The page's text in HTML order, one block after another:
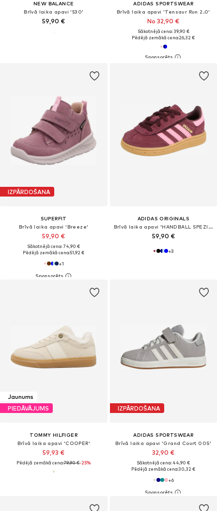
NEW BALANCE
Brīvā laika apavi '530'
59,90 €
ADIDAS SPORTSWEAR
Brīvā laika apavi 'Tensaur Run 2.0'
No 32,90 €
Sākotnējā cena: 39,90 €
Pēdējā zemākā cena:26,32 €
IZPĀRDOŠANA
SUPERFIT
Brīvā laika apavi 'Breeze'
59,90 €
Sākotnējā cena: 74,90 €
Pēdējā zemākā cena:51,92 €
+1
ADIDAS ORIGINALS
Brīvā laika apavi 'HANDBALL SPEZIAL'
59,90 €
+3
Jaunums
PIEDĀVĀJUMS
TOMMY HILFIGER
Brīvā laika apavi 'COOPER'
59,93 €
Pēdējā zemākā cena:79,90 €-25%
IZPĀRDOŠANA
ADIDAS SPORTSWEAR
Brīvā laika apavi 'Grand Court 00S'
32,90 €
Sākotnējā cena: 44,90 €
Pēdējā zemākā cena:30,32 €
+6